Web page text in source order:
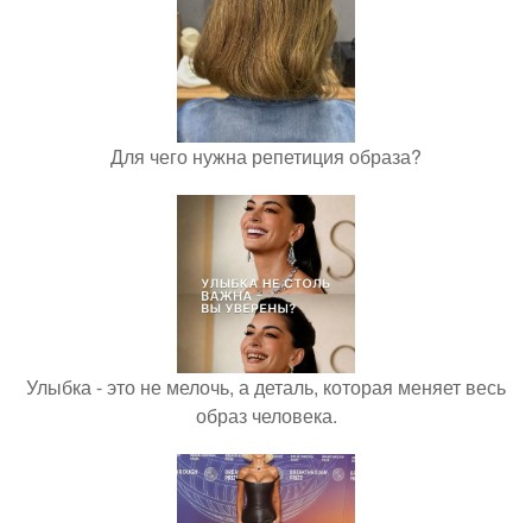
Для чего нужна репетиция образа?
Улыбка - это не мелочь, а деталь, которая меняет весь
образ человека.